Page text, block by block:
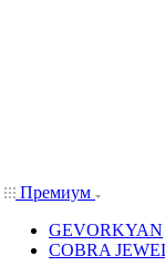
Премиум
GEVORKYAN
COBRA